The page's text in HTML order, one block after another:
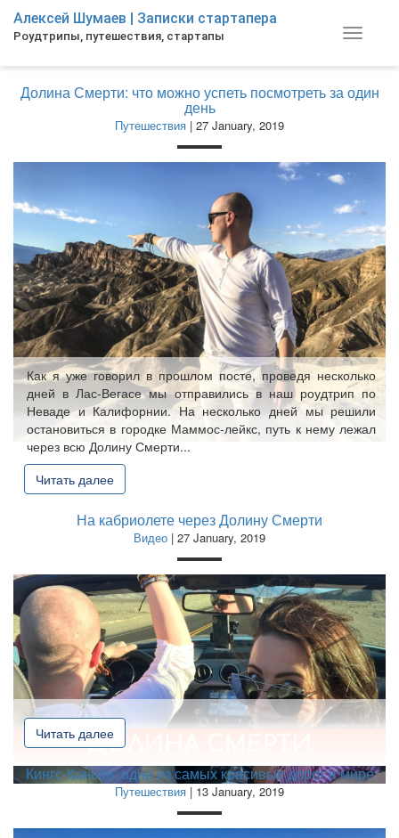
Skip
main
Алексей Шумаев | Записки стартапера
Роудтрипы, путешествия, стартапы
Toggle
Долина Смерти: что можно успеть посмотреть за один
день
Путешествия | 27 January, 2019
Как я уже говорил в прошлом посте, проведя несколько
дней в Лас-Вегасе мы отправились в наш роудтрип по
Неваде и Калифорнии. На несколько дней мы решили
остановиться в городке Маммос-лейкс, путь к нему лежал
через всю Долину Смерти...
Читать далее
На кабриолете через Долину Смерти
Видео | 27 January, 2019
Читать далее
Кингс-Каньон: одна из самых красивых дорог в мире
Путешествия | 13 January, 2019